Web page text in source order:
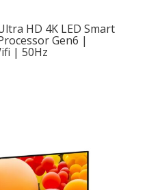
HD 4K LED Smart
Gen6 |
| 50Hz